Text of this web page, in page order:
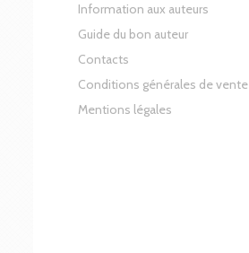
Information aux auteurs
Guide du bon auteur
Contacts
Conditions générales de vente
Mentions légales